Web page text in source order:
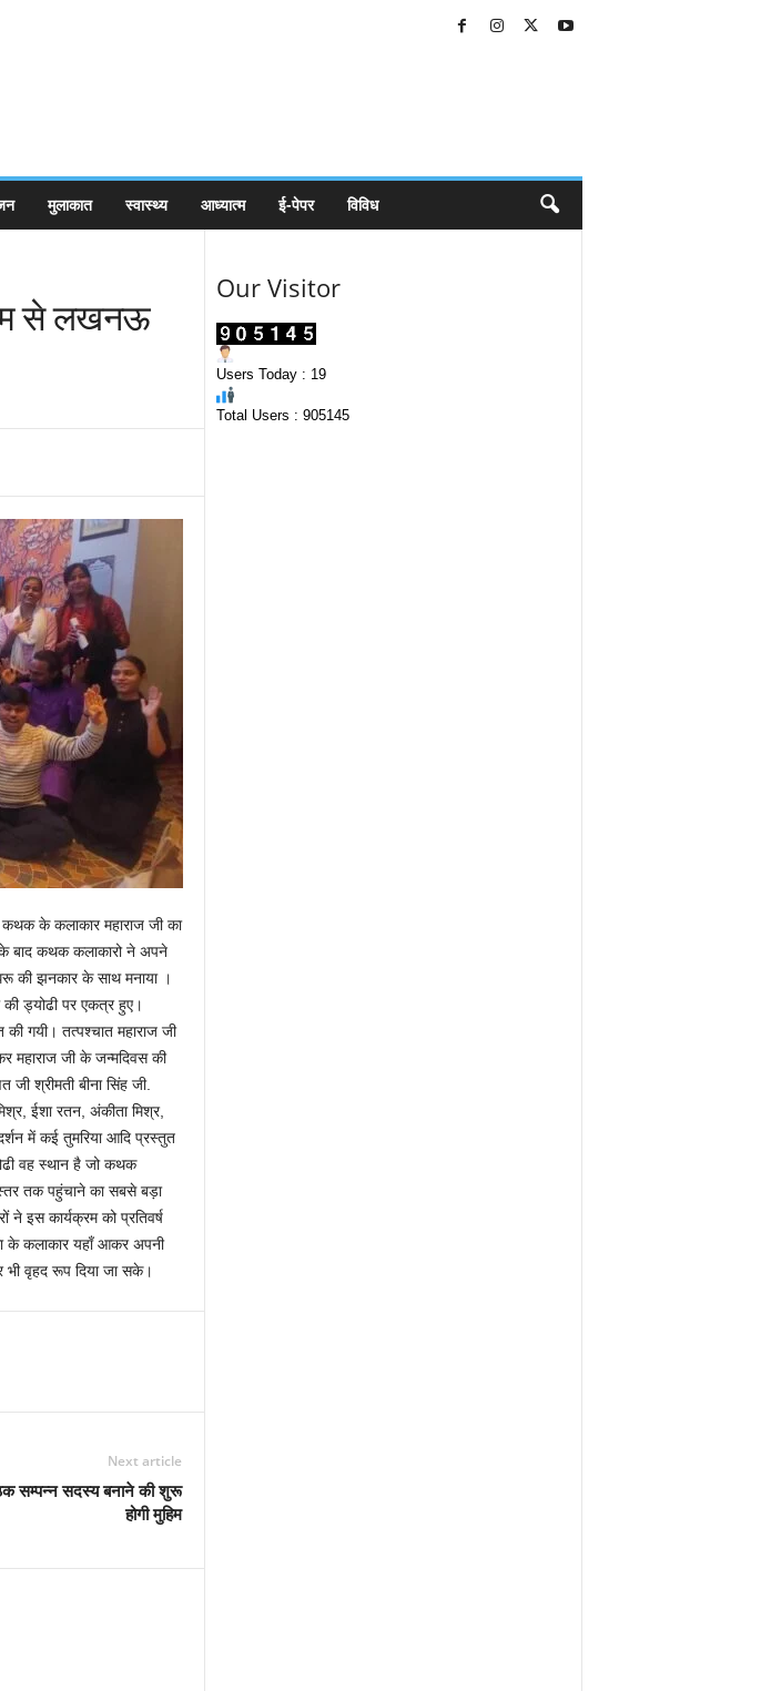
मुलाकात स्वास्थ्य आध्यात्म ई-पेपर विविध
से लखनऊ
के कलाकार महाराज जी का
बाद कथक कलाकारो ने अपने
की झनकार के साथ मनाया ।
ड्योढी पर एकत्र हुए।
की गयी। तत्पश्चात महाराज जी
महाराज जी के जन्मदिवस की
जी श्रीमती बीना सिंह जी.
ईशा रतन, अंकीता मिश्र,
में कई तुमरिया आदि प्रस्तुत
वह स्थान है जो कथक
तक पहुंचाने का सबसे बड़ा
इस कार्यक्रम को प्रतिवर्ष
के कलाकार यहाँ आकर अपनी
वृहद रूप दिया जा सके।
Next article
सम्पन्न सदस्य बनाने की शुरू
होगी मुहिम
Our Visitor
Users Today : 19
Total Users : 905145